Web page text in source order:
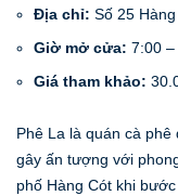
Địa chỉ: Số 25
Giờ mở cửa: 7:00
Giá tham khảo:
Phê La là quán cà
gây ấn tượng với
phố Hàng Cót khi